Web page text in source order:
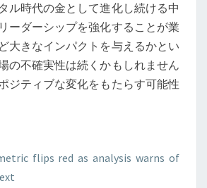
ル時代の金として進化し続ける中
ーダーシップを強化することが業
大きなインパクトを与えるかとい
の不確実性は続くかもしれません
ジティブな変化をもたらす可能性
flips red as analysis warns of